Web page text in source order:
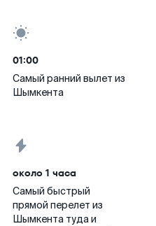
01:00
Самый ранний вылет из
Шымкента
около 1 часа
Самый быстрый
прямой перелет из
Шымкента туда и